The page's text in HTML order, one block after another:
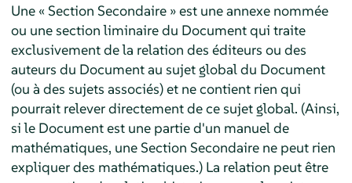
Une « Section Secondaire » est une annexe nommée
ou une section liminaire du Document qui traite
exclusivement de la relation des éditeurs ou des
auteurs du Document au sujet global du Document
(ou à des sujets associés) et ne contient rien qui
pourrait relever directement de ce sujet global. (Ainsi,
si le Document est une partie d'un manuel de
mathématiques, une Section Secondaire ne peut rien
expliquer des mathématiques.) La relation peut être